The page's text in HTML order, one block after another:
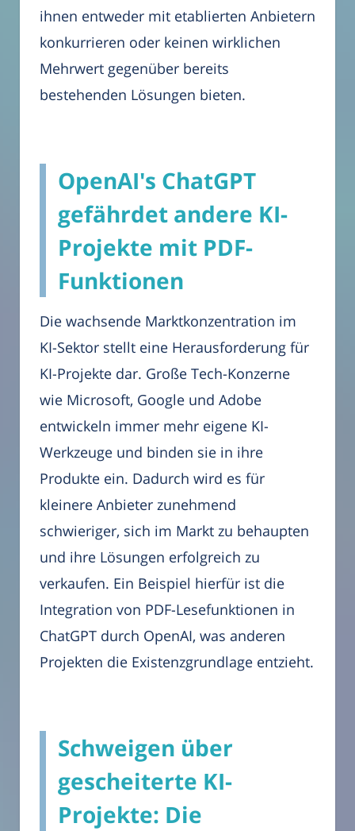
ihnen entweder mit etablierten Anbietern
konkurrieren oder keinen wirklichen
Mehrwert gegenüber bereits
bestehenden Lösungen bieten.
OpenAI's ChatGPT
gefährdet andere KI-
Projekte mit PDF-
Funktionen
Die wachsende Marktkonzentration im
KI-Sektor stellt eine Herausforderung für
KI-Projekte dar. Große Tech-Konzerne
wie Microsoft, Google und Adobe
entwickeln immer mehr eigene KI-
Werkzeuge und binden sie in ihre
Produkte ein. Dadurch wird es für
kleinere Anbieter zunehmend
schwieriger, sich im Markt zu behaupten
und ihre Lösungen erfolgreich zu
verkaufen. Ein Beispiel hierfür ist die
Integration von PDF-Lesefunktionen in
ChatGPT durch OpenAI, was anderen
Projekten die Existenzgrundlage entzieht.
Schweigen über
gescheiterte KI-
Projekte: Die